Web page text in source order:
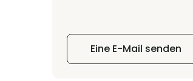
Eine E-Mail senden